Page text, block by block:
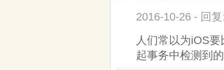
2016-10-26 - 回
人们常以为iOS
起事务中检测到